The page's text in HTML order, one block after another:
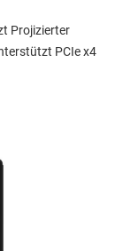
Projizierter
PCIe x4